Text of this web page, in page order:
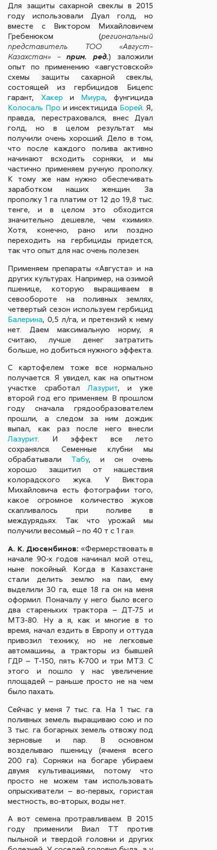
Для защиты сахарной свеклы в 2015
году использовали Дуал голд, но
вместе с Виктором Михайловичем
Гребенюком (региональный
представитель ТОО «Август-
Казахстан» –прим. ред.) заложили
опыт по применению «августовской»
схемы защиты сахарной свеклы,
состоящей из гербицидов Бицепс
гарант, Хакер и Миура, фунгицида
Колосаль Про и инсектицида Борей. Я,
правда, перестраховался, внес Дуал
голд, но в целом результат мы
получили очень хороший. Дело в том,
что после каждого полива активно
начинают всходить сорняки, и мы
частично применяем ручную прополку.
К тому же нам нужно обеспечивать
заработком наших женщин. За
прополку 1 га платим от 12 до 19,8 тыс.
тенге, и в целом это обходится
значительно дешевле, чем «химия».
Хотя, конечно, рано или поздно
переходить на гербициды придется,
так что опыт для нас очень полезен.
Применяем препараты «Августа» и на
других культурах. Например, на озимой
пшенице, которую выращиваем в
севообороте на поливных землях,
четвертый сезон используем гербицид
Балерина, 0,5 л/га, и претензий к нему
нет. Даем максимальную норму, я
считаю, лучше денег затратить
больше, но добиться нужного эффекта.
С картофелем тоже все нормально
получается. Я увидел, как на опытном
участке сработалЛазурит, и уже
второй год его применяем. В прошлом
году сначала грядообразователем
прошли, а следом за ним дождик
выпал, как раз после него внесли
Лазурит. И эффект все лето
сохранялся. Семенные клубни мы
обрабатывали Табу, и он очень
хорошо защитил от нашествия
колорадского жука. У Виктора
Михайловича есть фотографии того,
какое огромное количество жуков
скапливалось при поливе в
междурядьях. Так что урожай мы
получили весомый – по 40 т с 1 га».
А. К. Дюсенбинов: «Фермерствовать в
начале 90-х годов начинал мой отец,
ныне покойный. Когда в Казахстане
стали делить землю на паи, ему
выделили 30 га, еще 18 га он на меня
оформил. Поначалу у него было всего
два стареньких трактора – ДТ-75 и
МТЗ-80. Ну а я, как и многие в то
время, начал ездить в Европу и оттуда
привозил технику, но не легковые
автомашины, а тракторы из бывшей
ГДР – Т-150, пять К-700 и три МТЗ. С
этого и пошло у нас увеличение
площадей – раньше просто не на чем
было пахать.
Сейчас у меня 7 тыс. га. На 1 тыс. га
поливных земель выращиваю сою и по
3 тыс. га богарных земель отвожу под
зерновые и пар. В основном
возделываю пшеницу (ячменя всего
200 га). Сорняки на богаре убираем
двумя культивациями, потому что
просто не можем там использовать
опрыскиватели – во-первых, гористая
местность, во-вторых, воды нет.
А вот семена протравливаем. В 2015
году применили Виал ТТ против
пыльной и твердой головни и других